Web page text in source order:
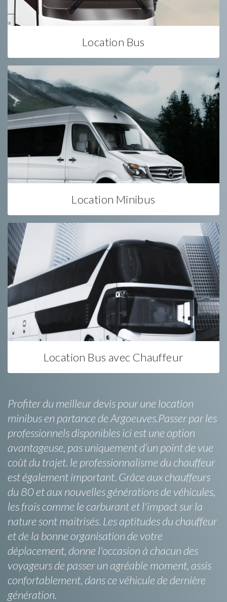
Location Bus
Location Minibus
Location Bus avec Chauffeur
Profiter du meilleur devis pour une location
minibus en partance de Argoeuves.Passer par les
professionnels disponibles ici est une option
avantageuse, pas uniquement d’un point de vue
coût du trajet. le professionnalisme du chauffeur
est également important. Grâce aux chauffeurs
du 80 et aux nouvelles générations de véhicules,
les frais comme le carburant et l'impact sur la
nature sont maitrisés. Les aptitudes du chauffeur
et de la bonne organisation de votre
déplacement, donne l'occasion à chacun des
voyageurs de passer un agréable moment, assis
confortablement, dans ce véhicule de dernière
génération.